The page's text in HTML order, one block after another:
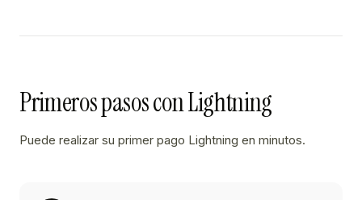
Primeros pasos con Lightning
Puede realizar su primer pago Lightning en minutos.